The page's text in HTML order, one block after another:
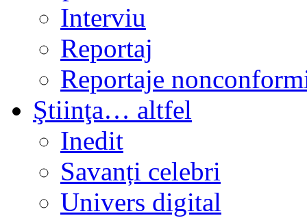
Interviu
Reportaj
Reportaje
Ştiinţa… altfel
Inedit
Savanți celebri
Univers digital